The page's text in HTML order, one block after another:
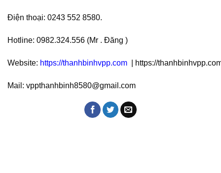
Điện thoại: 0243 552 8580.
Hotline: 0982.324.556 (Mr . Đăng )
Website: https://thanhbinhvpp.com | https://
Mail: vppthanhbinh8580@gmail.com